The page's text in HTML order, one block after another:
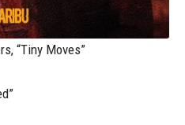
“Tiny Moves”